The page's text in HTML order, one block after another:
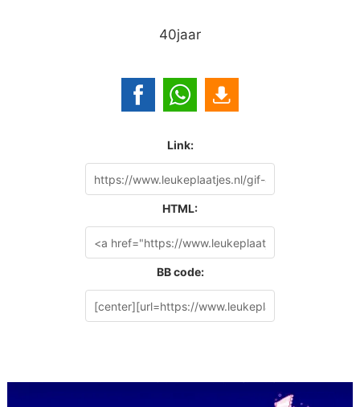
40jaar
Link:
HTML:
BB code: